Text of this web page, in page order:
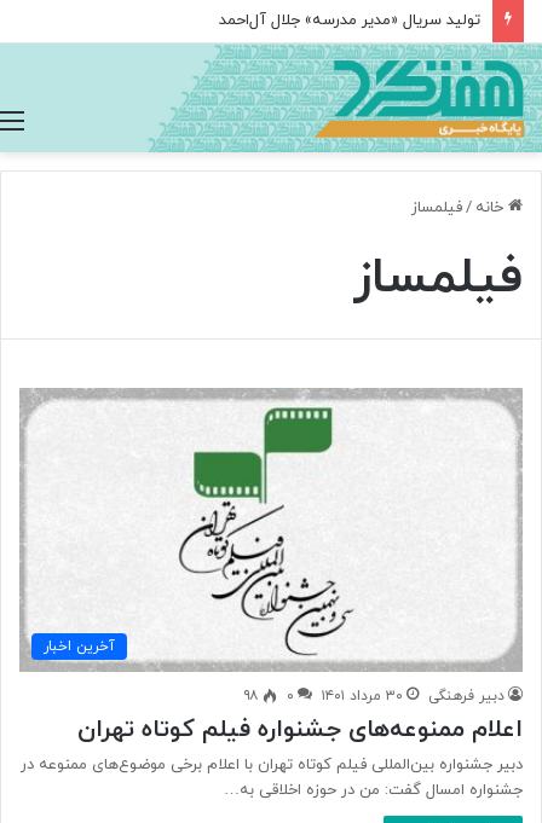
تولید سریال «مدیر مدرسه» جلال آل‌احمد
خانه /فیلمساز
فیلمساز
آخرین اخبار
دبیر فرهنگی ۳۰ مرداد ۱۴۰۱ ۰ ۹۸
اعلام ممنوعه‌های جشنواره فیلم کوتاه تهران
دبیر جشنواره بین‌المللی فیلم کوتاه تهران با اعلام برخی موضوع‌های ممنوعه در
جشنواره امسال گفت: من در حوزه اخلاقی به…